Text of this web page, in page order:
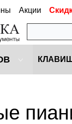
Акции